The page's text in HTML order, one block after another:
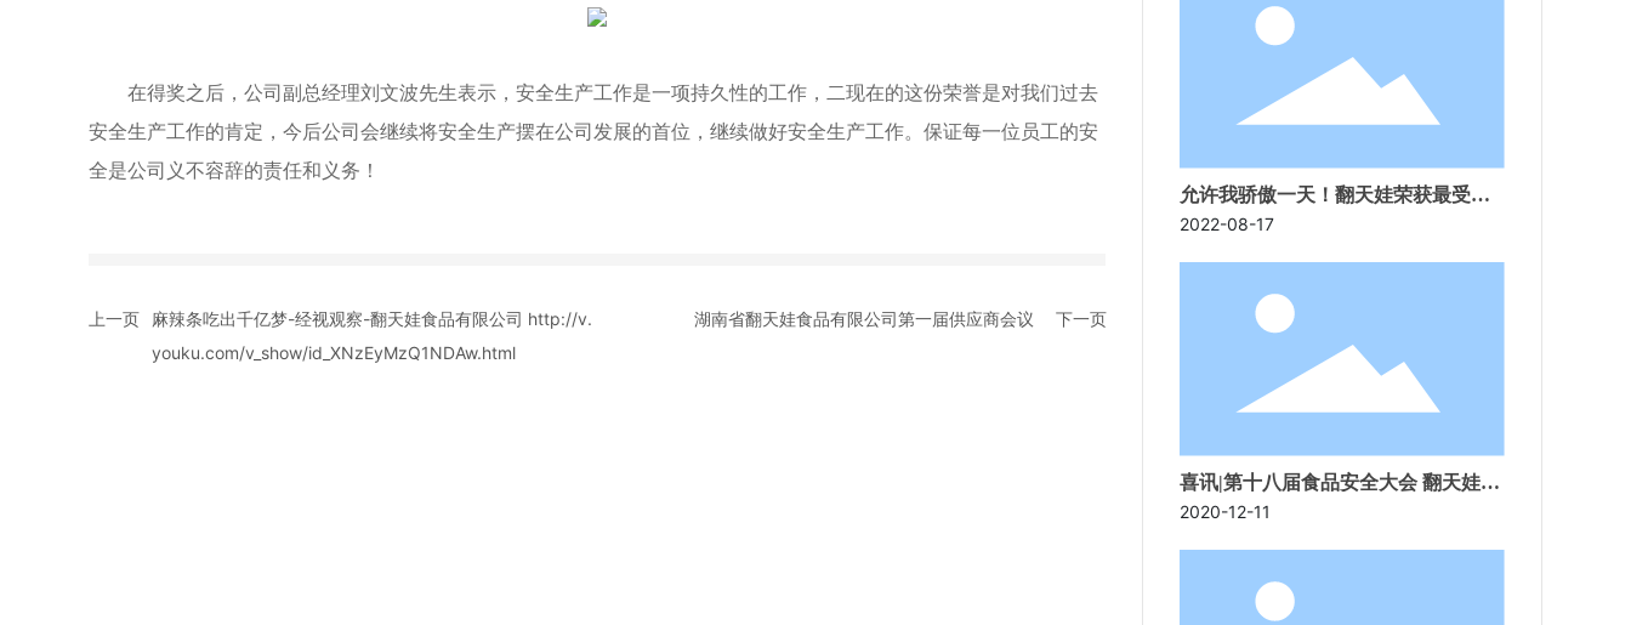
在得奖之后，公司副总经理刘文波先生表示，安全生产工作是一项持久性的工作，二现在的这份荣誉是对我们过去
安全生产工作的肯定，今后公司会继续将安全生产摆在公司发展的首位，继续做好安全生产工作。保证每一位员工的安
全是公司义不容辞的责任和义务！
上一页
麻辣条吃出千亿梦-经视观察-翻天娃食品有限公司 http://v.
youku.com/v_show/id_XNzEyMzQ1NDAw.html
湖南省翻天娃食品有限公司第一届供应商会议 下一页
允许我骄傲一天！翻天娃荣获最受消
费者喜爱奖
2022-08-17
喜讯|第十八届食品安全大会 翻天娃再
获殊荣
2020-12-11